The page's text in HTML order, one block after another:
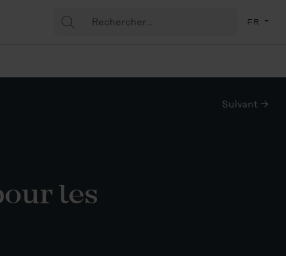
Rechercher
FR
Suivant →
les